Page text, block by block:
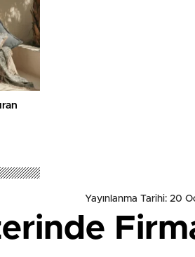
Yayınlanma Tarihi: 20